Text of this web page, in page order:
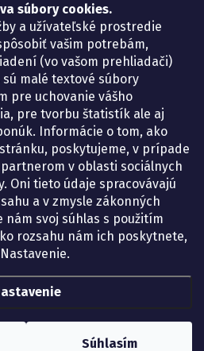
súbory cookies.
a užívateľské prostredie
vašim potrebám,
(vo vašom prehliadači)
malé textové súbory
pre uchovanie vášho
pre tvorbu štatistík ale aj
Informácie o tom, ako
poskytujeme, v prípade
v oblasti sociálnych
Oni tieto údaje spracovávajú
a v zmysle zákonných
svoj súhlas s použitím
rozsahu nám ich poskytnete,
Súhlasím
– online lekáreň
cookies